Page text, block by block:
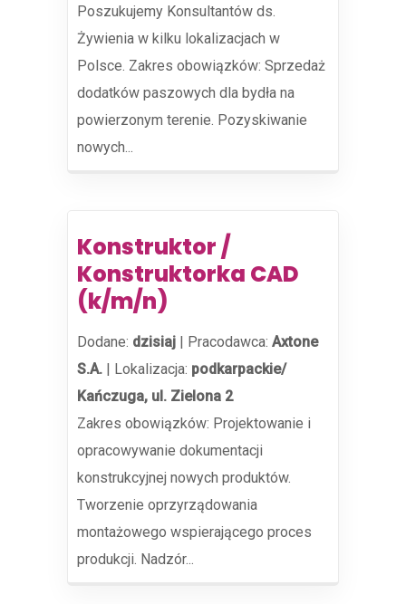
Poszukujemy Konsultantów ds.
Żywienia w kilku lokalizacjach w
Polsce. Zakres obowiązków: Sprzedaż
dodatków paszowych dla bydła na
powierzonym terenie. Pozyskiwanie
nowych...
Konstruktor /
Konstruktorka CAD
(k/m/n)
Dodane: dzisiaj | Pracodawca: Axtone
S.A. | Lokalizacja: podkarpackie/
Kańczuga, ul. Zielona 2
Zakres obowiązków: Projektowanie i
opracowywanie dokumentacji
konstrukcyjnej nowych produktów.
Tworzenie oprzyrządowania
montażowego wspierającego proces
produkcji. Nadzór...